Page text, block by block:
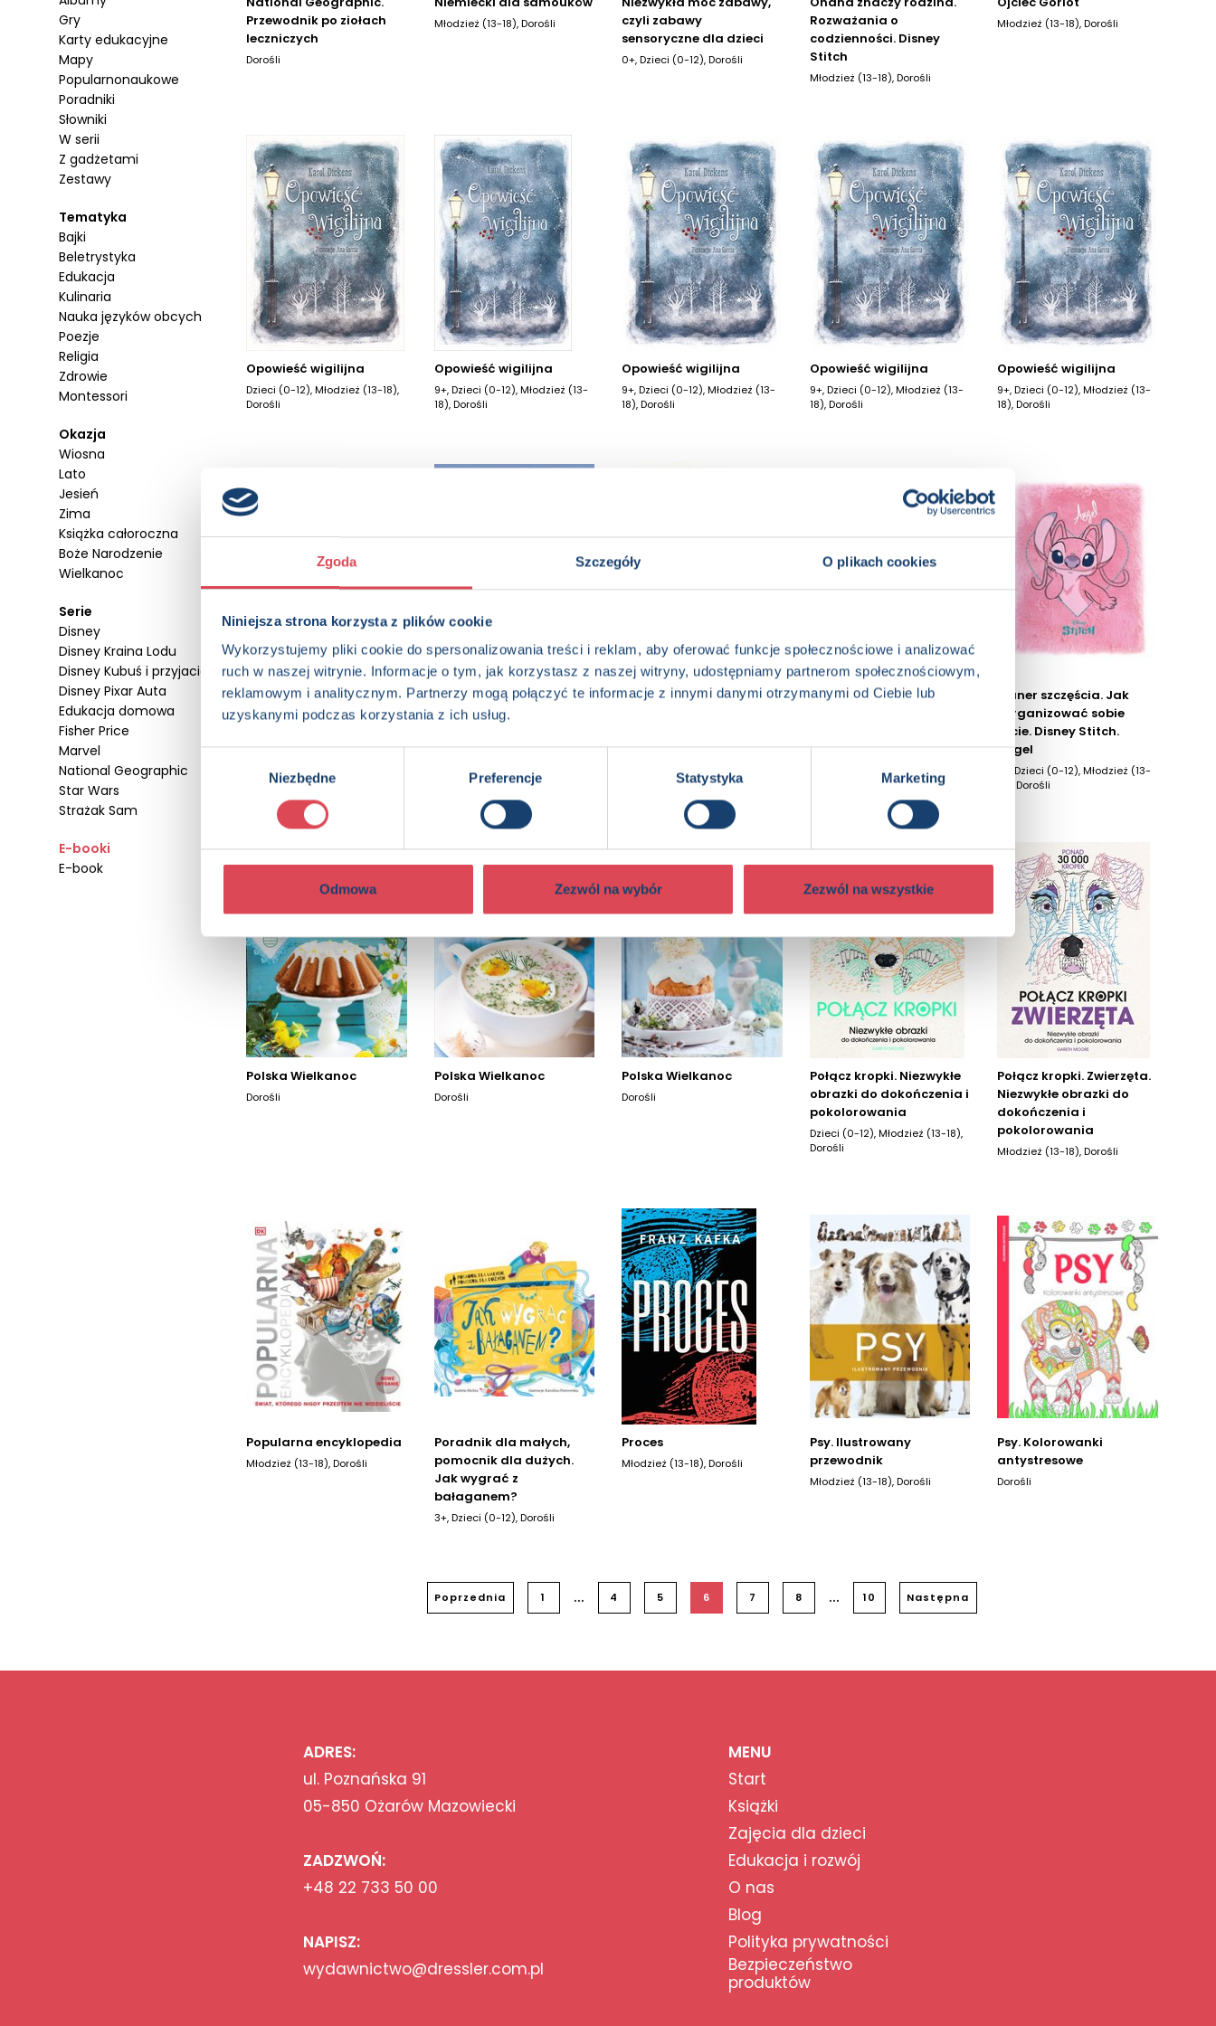
Zgoda Szczegóły O plikach cookies
Niniejsza strona korzysta z plików cookie
Wykorzystujemy pliki cookie do spersonalizowania treści i reklam, aby oferować funkcje społecznościowe i analizować
ruch w naszej witrynie. Informacje o tym, jak korzystasz z naszej witryny, udostępniamy partnerom społecznościowym,
reklamowym i analitycznym. Partnerzy mogą połączyć te informacje z innymi danymi otrzymanymi od Ciebie lub
uzyskanymi podczas korzystania z ich usług.
Niezbędne Preferencje Statystyka Marketing
Odmowa Zezwól na wybór Zezwól na wszystkie
Gry
Karty edukacyjne
Mapy
Popularnonaukowe
Poradniki
Słowniki
W serii
Z gadżetami
Zestawy
Tematyka
Bajki
Beletrystyka
Edukacja
Kulinaria
Nauka języków obcych
Poezje
Religia
Zdrowie
Montessori
Okazja
Wiosna
Lato
Jesień
Zima
Książka całoroczna
Boże Narodzenie
Wielkanoc
Serie
Disney
Disney Kraina Lodu
Disney Kubuś i przyjaciele
Disney Pixar Auta
Edukacja domowa
Fisher Price
Marvel
National Geographic
Star Wars
Strażak Sam
E-booki
E-book
Przewodnik po ziołach
leczniczych
Dorośli
Młodzież (13-18), Dorośli
czyli zabawy
sensoryczne dla dzieci
0+, Dzieci (0-12), Dorośli
Rozważania o
codzienności. Disney
Stitch
Młodzież (13-18), Dorośli
Młodzież (13-18), Dorośli
Opowieść wigilijna
Dzieci (0-12), Młodzież (13-18),
Dorośli
Opowieść wigilijna
9+, Dzieci (0-12), Młodzież (13-
18), Dorośli
Opowieść wigilijna
9+, Dzieci (0-12), Młodzież (13-
18), Dorośli
Opowieść wigilijna
9+, Dzieci (0-12), Młodzież (13-
18), Dorośli
Opowieść wigilijna
9+, Dzieci (0-12), Młodzież (13-
18), Dorośli
Opowieść wigilijna
(wydanie pocketowe)
18), Dorośli
Piękno konia
Młodzież (13-18), Dorośli
Planer szczęścia. Jak
przyjaciele
8+, Dzieci (0-12), Młodzież (13-
Planer szczęścia. Jak
Planer szczęścia. Jak
zorganizować sobie
życie. Disney Stitch.
Angel
8+, Dzieci (0-12), Młodzież (13-
18), Dorośli
Polska Wielkanoc
Dorośli
Polska Wielkanoc
Dorośli
Polska Wielkanoc
Dorośli
Połącz kropki. Niezwykłe
obrazki do dokończenia i
pokolorowania
Dzieci (0-12), Młodzież (13-18),
Dorośli
Połącz kropki. Zwierzęta.
Niezwykłe obrazki do
dokończenia i
pokolorowania
Młodzież (13-18), Dorośli
Popularna encyklopedia
Młodzież (13-18), Dorośli
Poradnik dla małych,
pomocnik dla dużych.
Jak wygrać z
bałaganem?
3+, Dzieci (0-12), Dorośli
Proces
Młodzież (13-18), Dorośli
Psy. Ilustrowany
przewodnik
Młodzież (13-18), Dorośli
Psy. Kolorowanki
antystresowe
Dorośli
Poprzednia 1 ... 4 5 6 7 8 ... 10 Następna
ADRES:
ul. Poznańska 91
05-850 Ożarów Mazowiecki
ZADZWOŃ:
+48 22 733 50 00
NAPISZ:
wydawnictwo@dressler.com.pl
MENU
Start
Książki
Zajęcia dla dzieci
Edukacja i rozwój
O nas
Blog
Polityka prywatności
Bezpieczeństwo
produktów